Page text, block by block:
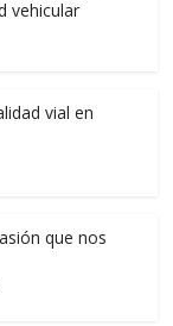
vehicular
vial en
que nos